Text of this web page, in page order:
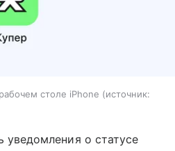
столе iPhone
источник:
уведомления о статусе